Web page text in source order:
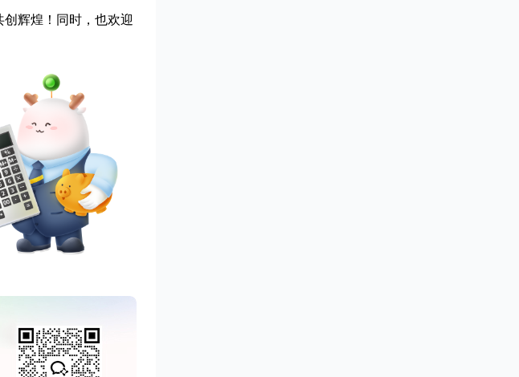
辉煌！同时，也欢迎